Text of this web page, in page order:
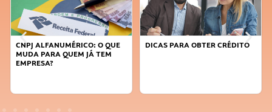
DICAS PARA OBTER CRÉDITO
FAÇA A DIFERENÇA: SEJA